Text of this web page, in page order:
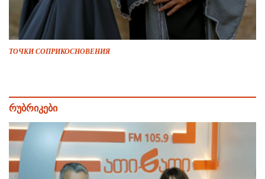
ТОЧКИ СОПРИКОСНОВЕНИЯ
რუბრიკები